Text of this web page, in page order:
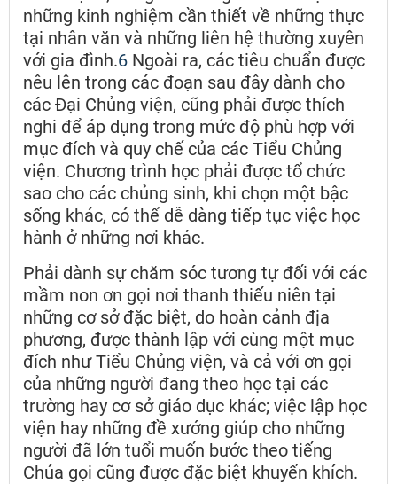
những kinh nghiệm cần thiết về những thực
tại nhân văn và những liên hệ thường xuyên
với gia đình.6 Ngoài ra, các tiêu chuẩn được
nêu lên trong các đoạn sau đây dành cho
các Đại Chủng viện, cũng phải được thích
nghi để áp dụng trong mức độ phù hợp với
mục đích và quy chế của các Tiểu Chủng
viện. Chương trình học phải được tổ chức
sao cho các chủng sinh, khi chọn một bậc
sống khác, có thể dễ dàng tiếp tục việc học
hành ở những nơi khác.
Phải dành sự chăm sóc tương tự đối với các
mầm non ơn gọi nơi thanh thiếu niên tại
những cơ sở đặc biệt, do hoàn cảnh địa
phương, được thành lập với cùng một mục
đích như Tiểu Chủng viện, và cả với ơn gọi
của những người đang theo học tại các
trường hay cơ sở giáo dục khác; việc lập học
viện hay những đề xướng giúp cho những
người đã lớn tuổi muốn bước theo tiếng
Chúa gọi cũng được đặc biệt khuyến khích.